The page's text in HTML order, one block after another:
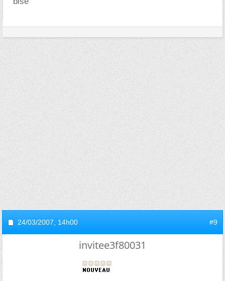
24/03/2007, 14h00 #9
invitee3f80031